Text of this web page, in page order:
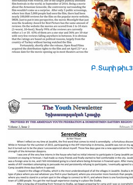
Բ. Տարի թիւ 3